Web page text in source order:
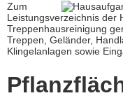
Zum
Leistungsverzeichnis der
Treppenhausreinigung
Treppen, Geländer,
Klingelanlagen sowie